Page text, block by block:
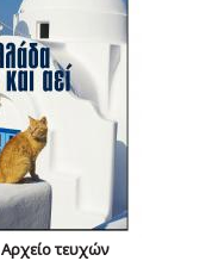
Αρχείο τευχών